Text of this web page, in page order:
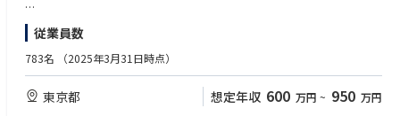
【歓迎要件】
・衛星の設計、試験に関する知識
・衛星品質管理に関する知識
・開発プロジェクトでのプロジェクトマネージャー業務経験
・国内外の企業と技術評価や調達プログラムマネジメントにおいてコミュ
従業員数
783名 （2025年3月31日時点）
東京都 想定年収 600 万円 ~ 950 万円